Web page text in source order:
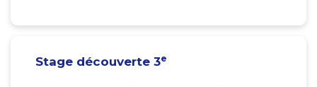
Stage découverte 3e